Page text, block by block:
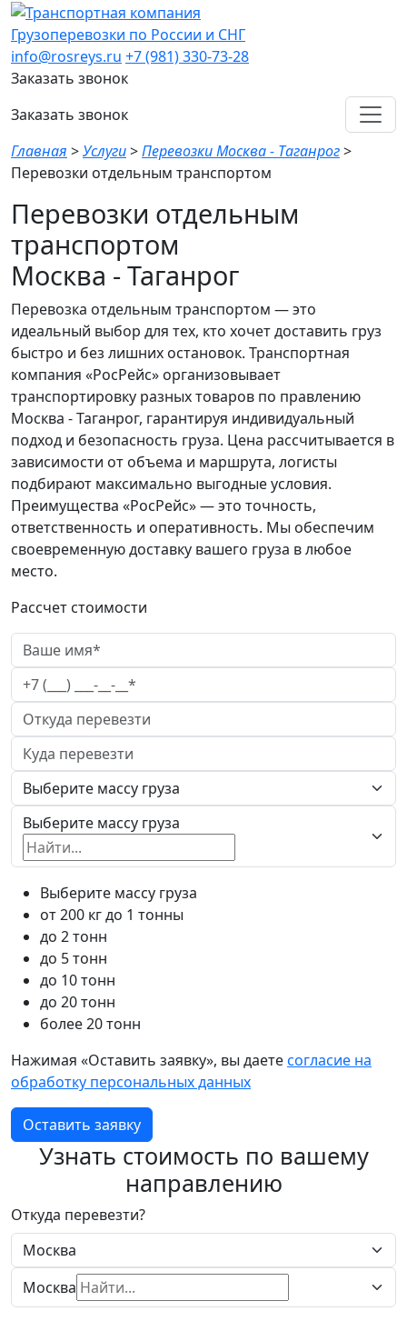
Грузоперевозки по России и СНГ
info@rosreys.ru +7 (981) 330-73-28
Заказать звонок
Заказать звонок
Главная >Услуги>Перевозки Москва - Таганрог>
Перевозки отдельным транспортом
Перевозки отдельным
транспортом
Москва - Таганрог
Перевозка отдельным транспортом — это
идеальный выбор для тех, кто хочет доставить груз
быстро и без лишних остановок. Транспортная
компания «РосРейс» организовывает
транспортировку разных товаров по правлению
Москва - Таганрог, гарантируя индивидуальный
подход и безопасность груза. Цена рассчитывается в
зависимости от объема и маршрута, логисты
подбирают максимально выгодные условия.
Преимущества «РосРейс» — это точность,
ответственность и оперативность. Мы обеспечим
своевременную доставку вашего груза в любое
место.
Рассчет стоимости
Выберите массу груза
Выберите массу груза
от 200 кг до 1 тонны
до 2 тонн
до 5 тонн
до 10 тонн
до 20 тонн
более 20 тонн
Нажимая «Оставить заявку», вы даетесогласие на
обработку персональных данных
Оставить заявку
Узнать стоимость по вашему
направлению
Откуда перевезти?
Москва